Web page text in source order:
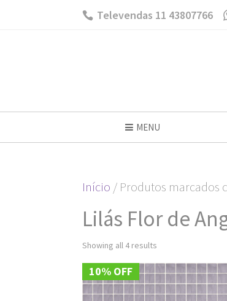
Televendas 11 43807766
MENU
Início / Produtos marcados
Lilás Flor de
Showing all 4 results
10% OFF